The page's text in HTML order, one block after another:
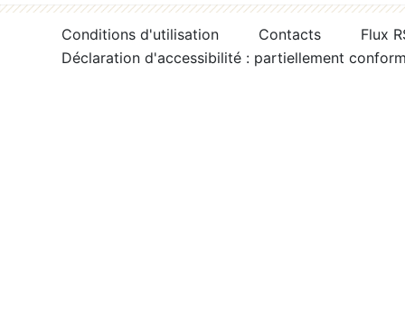
Conditions d'utilisation Contacts
Flux
Déclaration d'accessibilité : partiellement